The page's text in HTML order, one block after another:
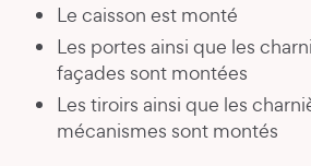
Le caisson est monté
Les portes ainsi que les
façades sont montées
Les tiroirs ainsi que les
mécanismes sont montés